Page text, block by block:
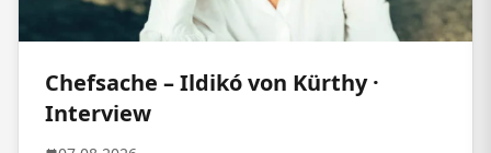
Chefsache – Ildikó von Kürthy ·
Interview